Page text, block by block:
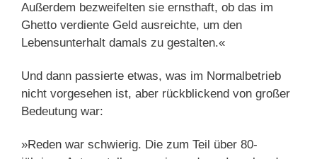
Außerdem bezweifelten sie ernsthaft, ob das im
Ghetto verdiente Geld ausreichte, um den
Lebensunterhalt damals zu gestalten.«
Und dann passierte etwas, was im Normalbetrieb
nicht vorgesehen ist, aber rückblickend von großer
Bedeutung war:
»Reden war schwierig. Die zum Teil über 80-